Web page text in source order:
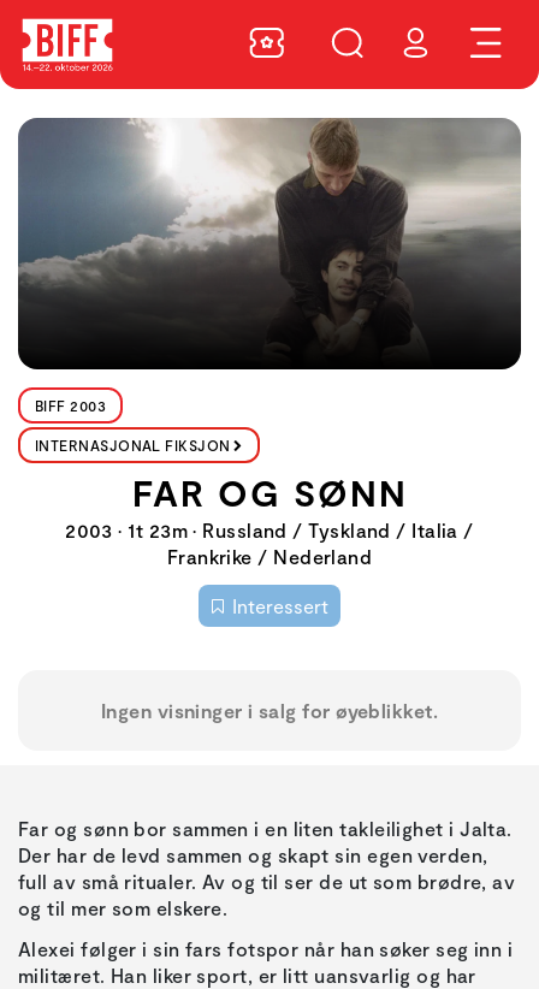
BIFF 2003
INTERNASJONAL FIKSJON
FAR OG SØNN
2003 • 1t 23m • Russland / Tyskland / Italia /
Frankrike / Nederland
Interessert
Ingen visninger i salg for øyeblikket.
Far og sønn bor sammen i en liten takleilighet i Jalta.
Der har de levd sammen og skapt sin egen verden,
full av små ritualer. Av og til ser de ut som brødre, av
og til mer som elskere.
Alexei følger i sin fars fotspor når han søker seg inn i
militæret. Han liker sport, er litt uansvarlig og har